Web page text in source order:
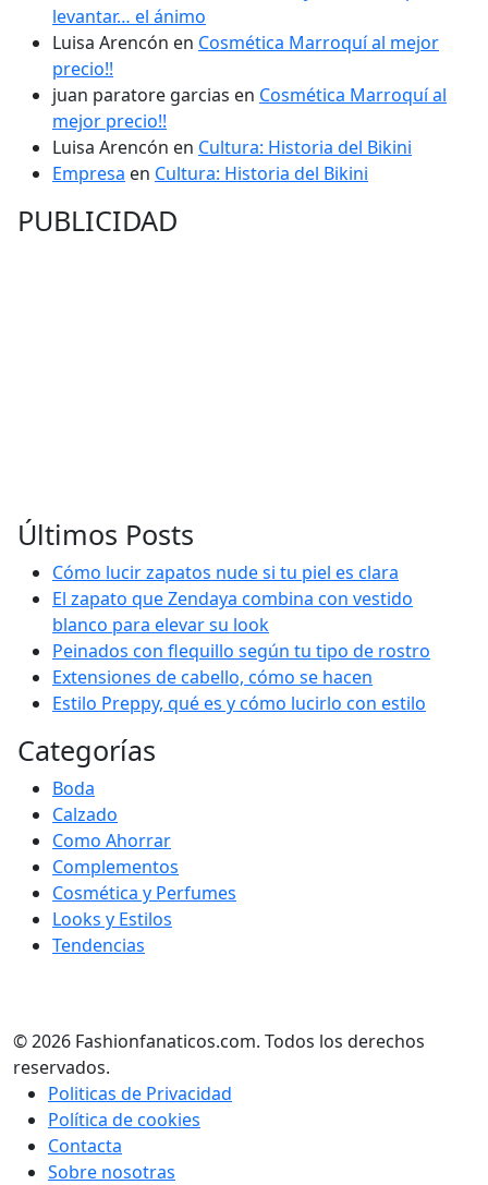
levantar… el ánimo
Luisa Arencón en Cosmética Marroquí al mejor
precio!!
juan paratore garcias en Cosmética Marroquí al
mejor precio!!
Luisa Arencón en Cultura: Historia del Bikini
Empresa en Cultura: Historia del Bikini
PUBLICIDAD
Últimos Posts
Cómo lucir zapatos nude si tu piel es clara
El zapato que Zendaya combina con vestido
blanco para elevar su look
Peinados con flequillo según tu tipo de rostro
Extensiones de cabello, cómo se hacen
Estilo Preppy, qué es y cómo lucirlo con estilo
Categorías
Boda
Calzado
Como Ahorrar
Complementos
Cosmética y Perfumes
Looks y Estilos
Tendencias
© 2026 Fashionfanaticos.com. Todos los derechos
reservados.
Politicas de Privacidad
Política de cookies
Contacta
Sobre nosotras